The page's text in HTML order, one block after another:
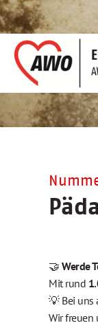
🤝Werde
Mit rund
💡 Bei uns
Wir freuen